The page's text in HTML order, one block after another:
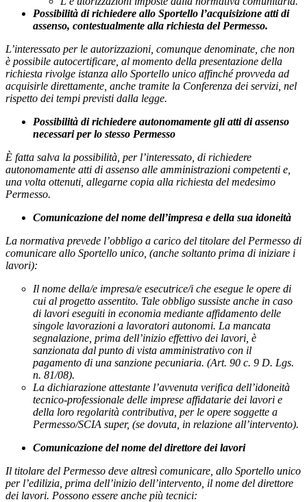
Possibilità di richiedere allo Sportello l’acquisizione atti di
assenso, contestualmente alla richiesta del Permesso.
L’interessato per le autorizzazioni, comunque denominate, che non
è possibile autocertificare, al momento della presentazione della
richiesta rivolge istanza allo Sportello unico affinché provveda ad
acquisirle direttamente, anche tramite la Conferenza dei servizi, nel
rispetto dei tempi previsti dalla legge.
Possibilità di richiedere autonomamente gli atti di assenso
necessari per lo stesso Permesso
È fatta salva la possibilità, per l’interessato, di richiedere
autonomamente atti di assenso alle amministrazioni competenti e,
una volta ottenuti, allegarne copia alla richiesta del medesimo
Permesso.
Comunicazione del nome dell’impresa e della sua idoneità
La normativa prevede l’obbligo a carico del titolare del Permesso di
comunicare allo Sportello unico, (anche soltanto prima di iniziare i
lavori):
Il nome della/e impresa/e esecutrice/i che esegue le opere di
cui al progetto assentito. Tale obbligo sussiste anche in caso
di lavori eseguiti in economia mediante affidamento delle
singole lavorazioni a lavoratori autonomi. La mancata
segnalazione, prima dell’inizio effettivo dei lavori, è
sanzionata dal punto di vista amministrativo con il
pagamento di una sanzione pecuniaria. (Art. 90 c. 9 D. Lgs.
n. 81/08).
La dichiarazione attestante l’avvenuta verifica dell’idoneità
tecnico-professionale delle imprese affidatarie dei lavori e
della loro regolarità contributiva, per le opere soggette a
Permesso/SCIA super, (se dovuta, in relazione all’intervento).
Comunicazione del nome del direttore dei lavori
Il titolare del Permesso deve altresì comunicare, allo Sportello unico
per l’edilizia, prima dell’inizio dell’intervento, il nome del direttore
dei lavori. Possono essere anche più tecnici: